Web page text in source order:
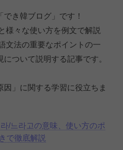
き韓ブログ」です！
様々な使い方を例文で解説
文法の重要なポイントの一
について説明する記事です。
因」に関する学習に役立ちま
/느라고の意味、使い方のポ
で徹底解説